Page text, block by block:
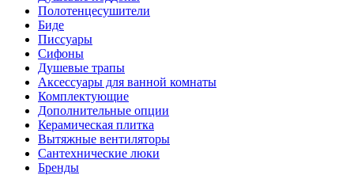
Полотенцесушители
Биде
Писсуары
Сифоны
Душевые трапы
Аксессуары для ванной комнаты
Комплектующие
Дополнительные опции
Керамическая плитка
Вытяжные вентиляторы
Сантехнические люки
Бренды